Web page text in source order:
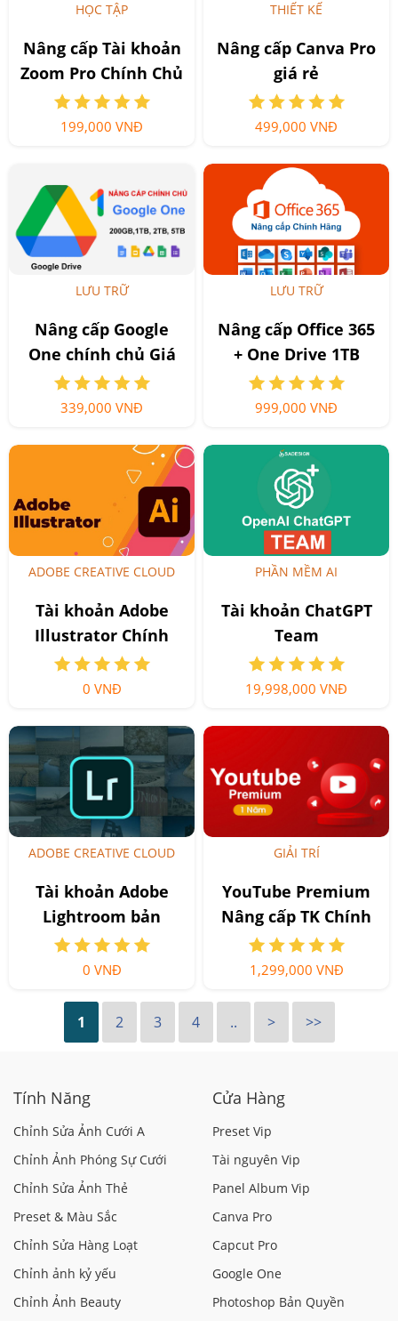
HỌC TẬP
Nâng cấp Tài khoản
Zoom Pro Chính Chủ
Giá Rẻ
199,000 VNĐ
THIẾT KẾ
Nâng cấp Canva Pro
giá rẻ
499,000 VNĐ
LƯU TRỮ
Nâng cấp Google
One chính chủ Giá
Siêu Rẻ
339,000 VNĐ
LƯU TRỮ
Nâng cấp Office 365
+ One Drive 1TB
999,000 VNĐ
ADOBE CREATIVE CLOUD
Tài khoản Adobe
Illustrator Chính
Hãng Giá Siêu Rẻ
0 VNĐ
PHẦN MỀM AI
Tài khoản ChatGPT
Team
19,998,000 VNĐ
ADOBE CREATIVE CLOUD
Tài khoản Adobe
Lightroom bản
quyền
0 VNĐ
GIẢI TRÍ
YouTube Premium
Nâng cấp TK Chính
Chủ
1,299,000 VNĐ
1 2 3 4 .. > >>
Tính Năng
Chỉnh Sửa Ảnh Cưới A
Chỉnh Ảnh Phóng Sự Cưới
Chỉnh Sửa Ảnh Thẻ
Preset & Màu Sắc
Chỉnh Sửa Hàng Loạt
Chỉnh ảnh kỷ yếu
Chỉnh Ảnh Beauty
Cửa Hàng
Preset Vip
Tài nguyên Vip
Panel Album Vip
Canva Pro
Capcut Pro
Google One
Photoshop Bản Quyền